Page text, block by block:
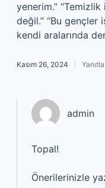
yenerim.”
değil.” “Bu
kendi aralarında
Kasım 26, 2024 Yanıtla
admin
Topal!
Önerilerinizle